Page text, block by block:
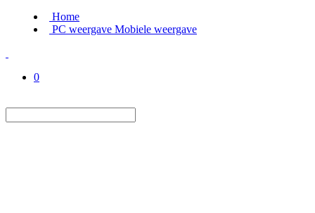
Home
PC weergave Mobiele weergave
0